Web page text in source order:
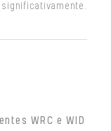
significativamente.
WRC e WID